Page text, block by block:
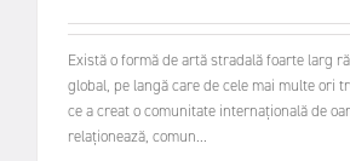
Există o formă de artă stradală foarte larg
global, pe langă care de cele mai multe ori
ce a creat o comunitate internațională de
relaționează, comun...